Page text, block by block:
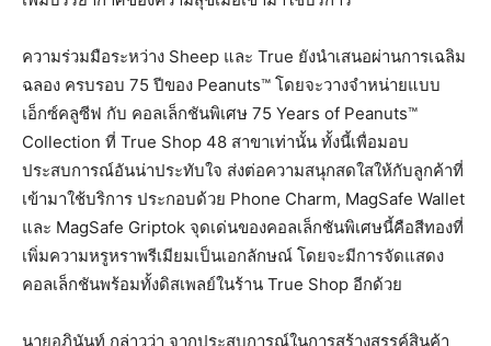
ความร่วมมือระหว่าง Sheep และ True ยังนำเสนอผ่านการเฉลิม
ฉลอง ครบรอบ 75 ปีของ Peanuts™ โดยจะวางจำหน่ายแบบ
เอ็กซ์คลูซีฟ กับ คอลเล็กชันพิเศษ 75 Years of Peanuts™
Collection ที่ True Shop 48 สาขาเท่านั้น ทั้งนี้เพื่อมอบ
ประสบการณ์อันน่าประทับใจ ส่งต่อความสนุกสดใสให้กับลูกค้าที่
เข้ามาใช้บริการ ประกอบด้วย Phone Charm, MagSafe Wallet
และ MagSafe Griptok จุดเด่นของคอลเล็กชันพิเศษนี้คือสีทองที่
เพิ่มความหรูหราพรีเมียมเป็นเอกลักษณ์ โดยจะมีการจัดแสดง
คอลเล็กชันพร้อมทั้งดิสเพลย์ในร้าน True Shop อีกด้วย
นายอภินันท์ กล่าวว่า จากประสบการณ์ในการสร้างสรรค์สินค้า